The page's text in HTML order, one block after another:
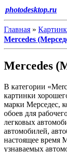
photodesktop.ru
Главная »
Mercedes
Mercedes
В категории
картинки
марки Мерседес,
обоев для
легковых
автомобилей,
настоящее время
узнаваемых